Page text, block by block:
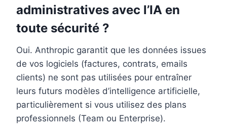
administratives avec l’IA en
toute sécurité ?
Oui. Anthropic garantit que les données issues
de vos logiciels (factures, contrats, emails
clients) ne sont pas utilisées pour entraîner
leurs futurs modèles d’intelligence artificielle,
particulièrement si vous utilisez des plans
professionnels (Team ou Enterprise).